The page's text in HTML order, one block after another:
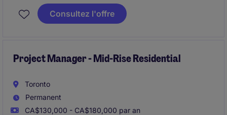
Vous pilotez à la fois les opérations, la stratégie
commerciale et l'amélioration continue pour soutenir
Consultez l'offre
Project Manager - Mid-Rise Residential
Toronto
Permanent
CA$130,000 - CA$180,000 par an